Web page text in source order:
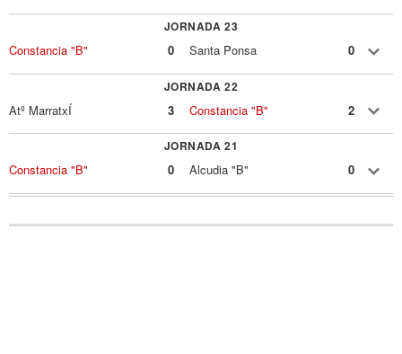
JORNADA 23
Constancia "B" 0 Santa Ponsa 0
JORNADA 22
Atº MarratxÍ 3 Constancia "B" 2
JORNADA 21
Constancia "B" 0 Alcudia "B" 0